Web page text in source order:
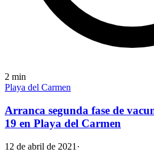
2 min
Playa del Carmen
Arranca segunda fase de
19 en Playa del Carmen
12 de abril de 2021 ·